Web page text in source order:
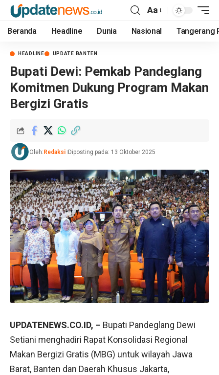
Aa
Beranda Headline Dunia Nasional Tangerang
HEADLINE UPDATE BANTEN
Bupati Dewi: Pemkab Pandeglang
Komitmen Dukung Program Makan
Bergizi Gratis
Oleh: Redaksi Diposting pada: 13 Oktober 2025
UPDATENEWS.CO.ID, – Bupati Pandeglang Dewi
Setiani menghadiri Rapat Konsolidasi Regional
Makan Bergizi Gratis (MBG) untuk wilayah Jawa
Barat, Banten dan Daerah Khusus Jakarta,